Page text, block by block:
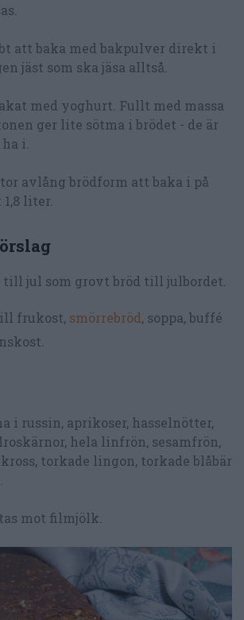
att baka med bakpulver direkt i
jäst som ska jäsa alltså.
med yoghurt. Fullt med massa
ger lite sötma i brödet - de är
i.
avlång brödform att baka i på
liter.
till jul som grovt bröd till julbordet.
frukost, smörrebröd, soppa, buffé
i russin, aprikoser, hasselnötter,
hela linfrön, sesamfrön,
torkade lingon, torkade blåbär
mot filmjölk.